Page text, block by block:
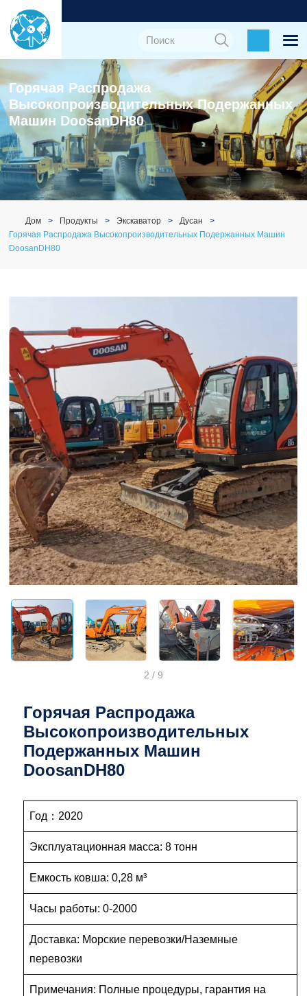
Горячая Распродажа
Высокопроизводительных Подержанных
Машин DoosanDH80
Дом Продукты Экскаватор
Дусан
Горячая Распродажа Высокопроизводительных Подержанных Машин
DoosanDH80
2 / 9
Горячая Распродажа
Высокопроизводительных
Подержанных Машин
DoosanDH80
Год：2020
Эксплуатационная масса: 8 тонн
Емкость ковша: 0,28 м³
Часы работы: 0-2000
Доставка: Морские перевозки/Наземные
перевозки
Примечания: Полные процедуры, гарантия на